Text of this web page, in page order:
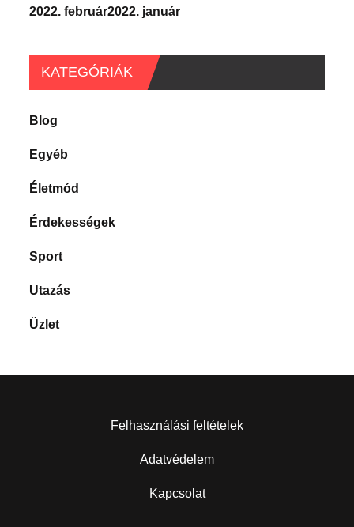
2022. február2022. január
KATEGÓRIÁK
Blog
Egyéb
Életmód
Érdekességek
Sport
Utazás
Üzlet
Felhasználási feltételek
Adatvédelem
Kapcsolat